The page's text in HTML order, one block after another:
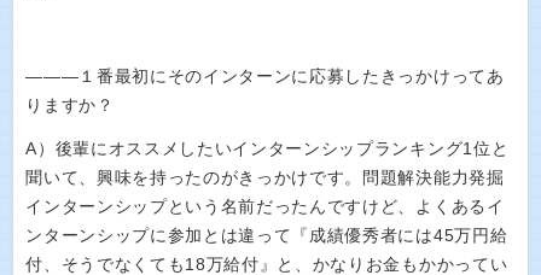
―――１番最初にそのインターンに応募したきっかけってあ
りますか？
A）後輩にオススメしたいインターンシップランキング1位と
聞いて、興味を持ったのがきっかけです。問題解決能力発掘
インターンシップという名前だったんですけど、よくあるイ
ンターンシップに参加とは違って『成績優秀者には45万円給
付、そうでなくても18万給付』と、かなりお金もかかってい